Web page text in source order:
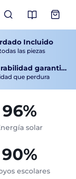
Ver
Incluido
las piezas
Durabilidad garantizada
que perdura
96%
solar
90%
escolares